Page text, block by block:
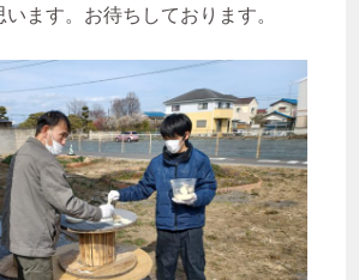
ます。お待ちしております。